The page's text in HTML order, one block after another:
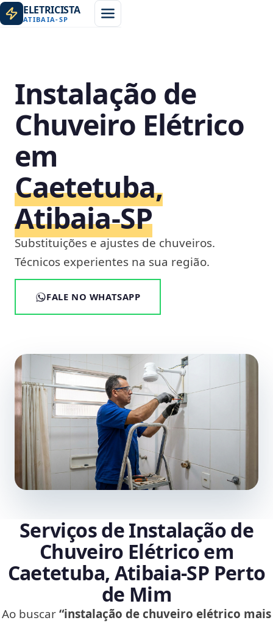
ELETRICISTA
ATIBAIA-SP
Instalação de
Chuveiro Elétrico
em
Caetetuba,
Atibaia‑SP
Substituições e ajustes de chuveiros.
Técnicos experientes na sua região.
FALE NO WHATSAPP
Serviços de Instalação de
Chuveiro Elétrico em
Caetetuba, Atibaia‑SP Perto
de Mim
Ao buscar“instalação de chuveiro elétrico mais